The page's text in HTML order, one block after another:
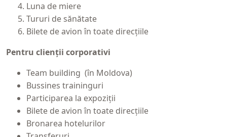
Luna de miere
Tururi de sănătate
Bilete de avion în toate direcţiile
Pentru clienţii corporativi
Team building (în Moldova)
Bussines traininguri
Participarea la expoziţii
Bilete de avion în toate direcţiile
Bronarea hotelurilor